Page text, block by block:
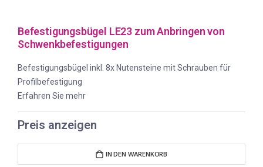
Befestigungsbügel LE23 zum Anbringen von
Schwenkbefestigungen
Befestigungsbügel inkl. 8x Nutensteine mit Schrauben für
Profilbefestigung
Erfahren Sie mehr
Preis anzeigen
IN DEN WARENKORB